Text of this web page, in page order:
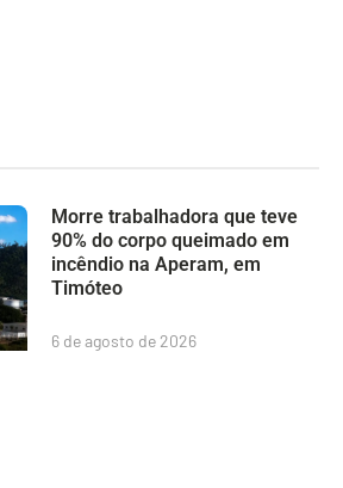
Morre trabalhadora que teve
90% do corpo queimado em
incêndio na Aperam, em
Timóteo
6 de agosto de 2026